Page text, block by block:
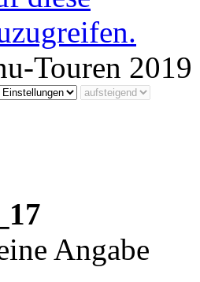
Touren 2019
Angabe